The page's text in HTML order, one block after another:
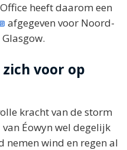
heeft daarom een
afgegeven voor Noord-
voor op
kracht van de storm
Éowyn wel degelijk
nemen wind en regen al